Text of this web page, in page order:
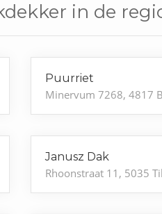
in de
Puurriet
Minervum 7268, 4817
Janusz Dak
Rhoonstraat 11, 5035